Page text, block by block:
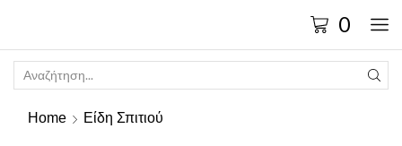
0
Home Είδη Σπιτιού